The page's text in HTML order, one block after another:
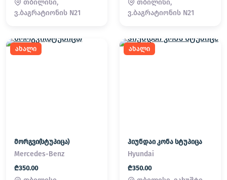
თბილისი,
ვ.ბაგრატიონის N21
თბილისი,
ვ.ბაგრატიონის N21
ახალი
მორგვი(სტუპიცა)
Mercedes-Benz
₾350.00
ახალი
ჰიუნდაი კონა სტუპიცა
Hyundai
₾350.00